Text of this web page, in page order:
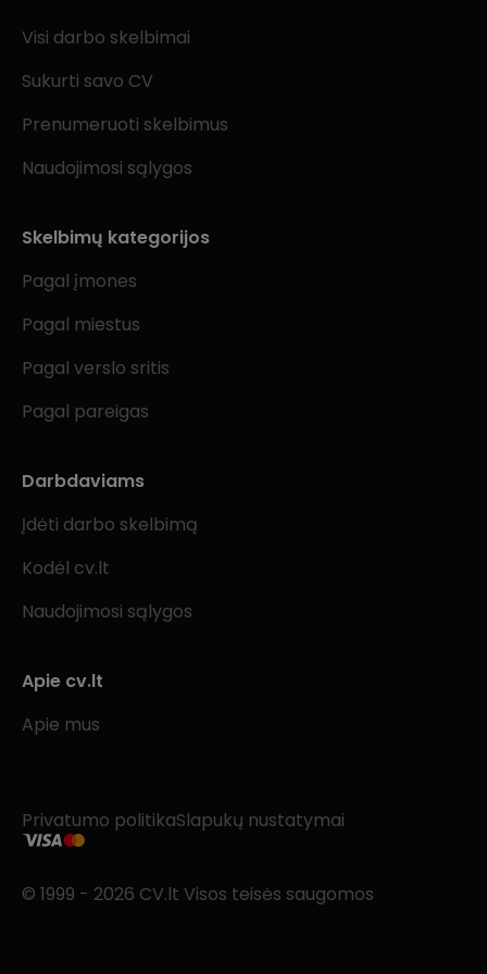
Visi darbo skelbimai
Sukurti savo CV
Prenumeruoti skelbimus
Naudojimosi sąlygos
Skelbimų kategorijos
Pagal įmones
Pagal miestus
Pagal verslo sritis
Pagal pareigas
Darbdaviams
Įdėti darbo skelbimą
Kodėl cv.lt
Naudojimosi sąlygos
Apie cv.lt
Apie mus
Privatumo politikaSlapukų nustatymai
© 1999 - 2026 CV.lt Visos teisės saugomos